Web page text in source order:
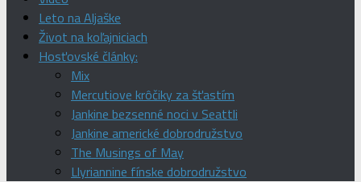
Leto na Aljaške
Život na koľajniciach
Hosťovské články:
Mix
Mercutiove krôčiky za šťastím
Jankine bezsenné noci v Seattli
Jankine americké dobrodružstvo
The Musings of May
Llyriannine fínske dobrodružstvo